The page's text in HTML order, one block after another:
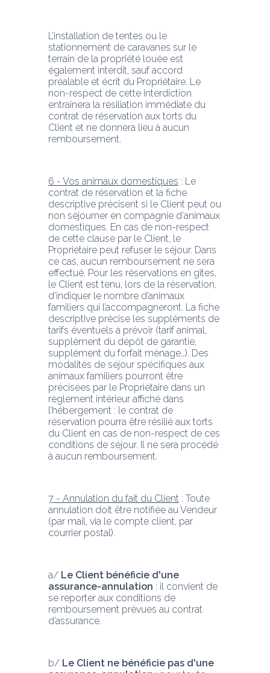
L’installation de tentes ou le
stationnement de caravanes sur le
terrain de la propriété louée est
également interdit, sauf accord
préalable et écrit du Propriétaire. Le
non-respect de cette interdiction
entrainera la résiliation immédiate du
contrat de réservation aux torts du
Client et ne donnera lieu à aucun
remboursement.
6 - Vos animaux domestiques : Le
contrat de réservation et la fiche
descriptive précisent si le Client peut ou
non séjourner en compagnie d'animaux
domestiques. En cas de non-respect
de cette clause par le Client, le
Propriétaire peut refuser le séjour. Dans
ce cas, aucun remboursement ne sera
effectué. Pour les réservations en gîtes,
le Client est tenu, lors de la réservation,
d’indiquer le nombre d’animaux
familiers qui l’accompagneront. La fiche
descriptive précise les suppléments de
tarifs éventuels à prévoir (tarif animal,
supplément du dépôt de garantie,
supplément du forfait ménage…). Des
modalités de séjour spécifiques aux
animaux familiers pourront être
précisées par le Propriétaire dans un
règlement intérieur affiché dans
l’hébergement : le contrat de
réservation pourra être résilié aux torts
du Client en cas de non-respect de ces
conditions de séjour. Il ne sera procédé
à aucun remboursement.
7 - Annulation du fait du Client : Toute
annulation doit être notifiée au Vendeur
(par mail, via le compte client, par
courrier postal).
a/ Le Client bénéficie d'une
assurance-annulation : il convient de
se reporter aux conditions de
remboursement prévues au contrat
d’assurance.
b/ Le Client ne bénéficie pas d'une